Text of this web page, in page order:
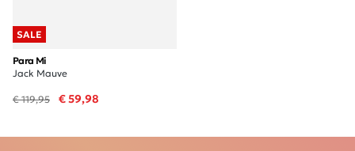
SALE
Para Mi
Jack Mauve
€ 119,95 € 59,98